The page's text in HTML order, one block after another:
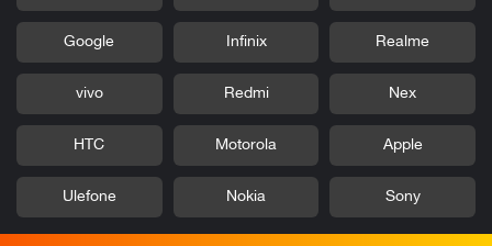
Realme
Infinix
Google
Nex
Redmi
vivo
Apple
Motorola
HTC
Sony
Nokia
Ulefone